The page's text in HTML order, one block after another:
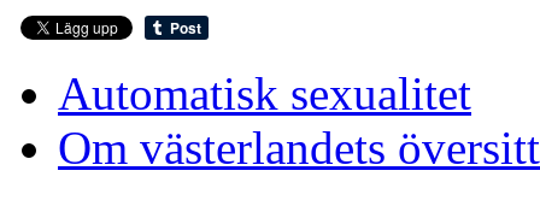
Automatisk sexualitet
Om västerlandets